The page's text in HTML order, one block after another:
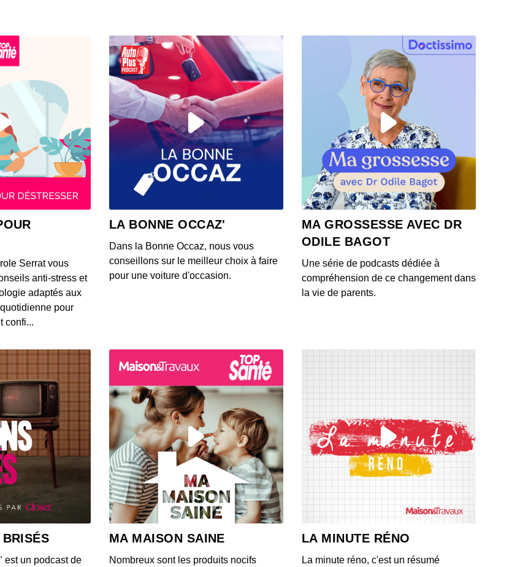
L’étrange mal d’Etienne
00:21:16 - IL Y A 3 ANS
Le candidat
00:19:39 - IL Y A 3 ANS
La voisine ordinaire
00:20:19 - IL Y A 3 ANS
00:19:36 - IL Y A 3 ANS
Les travaux du cœur
L’amour en toutes lettres
Deux cœurs meurtris
00:19:40 - IL Y A 3 ANS
Accords et désaccords
00:20:08 - IL Y A 3 ANS
Serrat vous
anti-stress et
adaptés aux
pour
confi...
LA BONNE OCCAZ'
Dans la Bonne Occaz, nous vous
conseillons sur le meilleur choix à faire
pour une voiture d'occasion.
MA GROSSESSE AVEC DR
ODILE BAGOT
Une série de podcasts dédiée à
compréhension de ce changement dans
la vie de parents.
est un podcast de
MA MAISON SAINE
Nombreux sont les produits nocifs
LA MINUTE RÉNO
La minute réno, c'est un résumé